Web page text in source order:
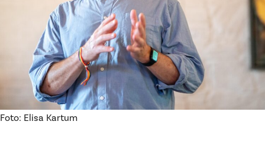
Ditt besøk
Foto: Elisa Kartum